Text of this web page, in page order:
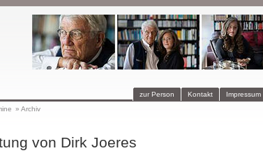
Impressum
Kontakt
zur Person
» Archiv
von Dirk Joeres